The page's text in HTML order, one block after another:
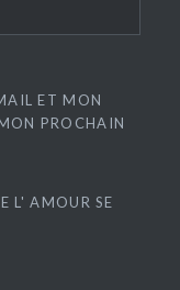
ET MON
PROCHAIN
L' AMOUR SE